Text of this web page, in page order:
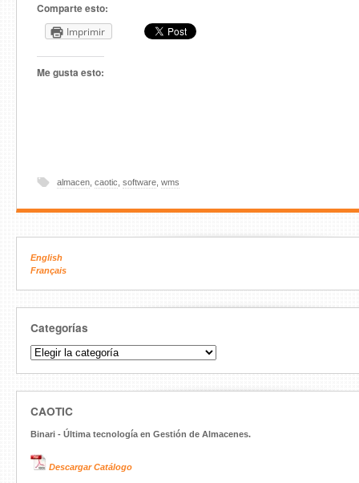
Comparte esto:
Imprimir
Me gusta esto:
almacen, caotic, software, wms
English
Français
Categorías
Categorías
CAOTIC
Binari - Última tecnología en Gestión de Almacenes.
Descargar Catálogo